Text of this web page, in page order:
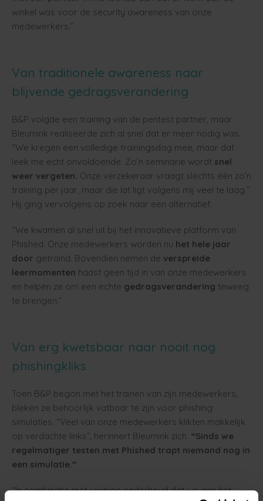
winkel was voor de security awareness van onze
medewerkers.”
Van traditionele awareness naar
blijvende gedragsverandering
B&P volgde een training van de pentest partner, maar
Bleumink realiseerde zich al snel dat er meer nodig was.
“We kregen een volledige trainingsdag mee, maar dat
leek me echt onvoldoende. Zo’n seminarie wordt snel
weer vergeten. Onze verzekeraar vraagt slechts één zo’n
training per jaar, maar die lat ligt volgens mij veel te laag.”
Hij ging vervolgens op zoek naar een alternatief.
“We kwamen al snel uit bij het innovatieve platform van
Phished. Onze medewerkers worden nu het hele jaar
door getraind. Bovendien nemen de verspreide
leermomenten haast geen tijd in van onze medewerkers
en helpen ze om een echte gedragsverandering teweeg
te brengen.”
Van erg kwetsbaar naar nooit nog
phishingkliks
Toen B&P begon met het trainen van zijn medewerkers,
bleken ze behoorlijk vatbaar te zijn voor phishing
simulaties. “Veel van onze medewerkers klikten makkelijk
op verdachte links”, herinnert Bleumink zich. “Sinds we
regelmatiger testen met Phished trapt niemand nog in
een simulatie.”
“In combinatie met weinige onderhoud dat we aan het